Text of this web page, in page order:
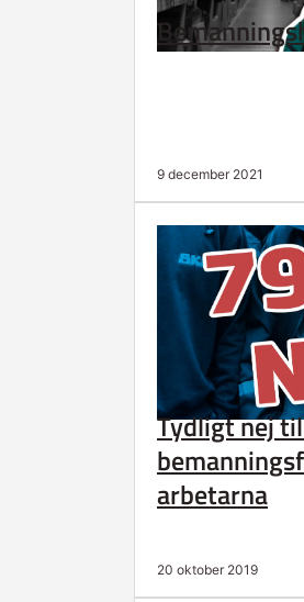
9 december 2021
Tydligt nej
arbetarna
20 oktober 2019